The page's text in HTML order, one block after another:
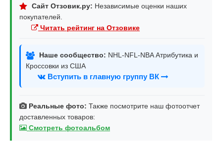
Сайт Отзовик.ру: Независимые оценки наших
покупателей.
Читать рейтинг на Отзовике
Наше сообщество: NHL-NFL-NBA Атрибутика и
Кроссовки из США
Вступить в главную группу ВК
Реальные фото: Также посмотрите наш фотоотчет
доставленных товаров:
Смотреть фотоальбом